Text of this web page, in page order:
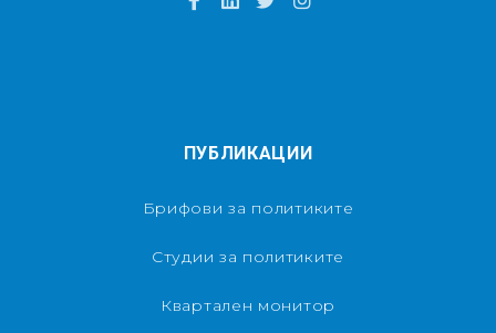
ПУБЛИКАЦИИ
Брифови за политиките
Студии за политиките
Квартален монитор